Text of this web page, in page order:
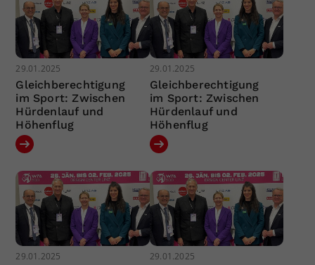
29.01.2025
Gleichberechtigung
im Sport: Zwischen
Hürdenlauf und
Höhenflug
29.01.2025
Gleichberechtigung
im Sport: Zwischen
Hürdenlauf und
Höhenflug
29.01.2025 29.01.2025